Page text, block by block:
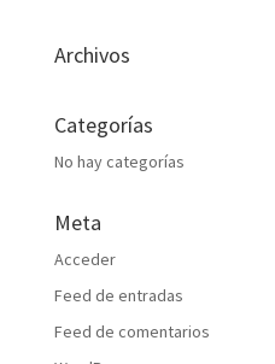
Archivos
Categorías
No hay categorías
Meta
Acceder
Feed de entradas
Feed de comentarios